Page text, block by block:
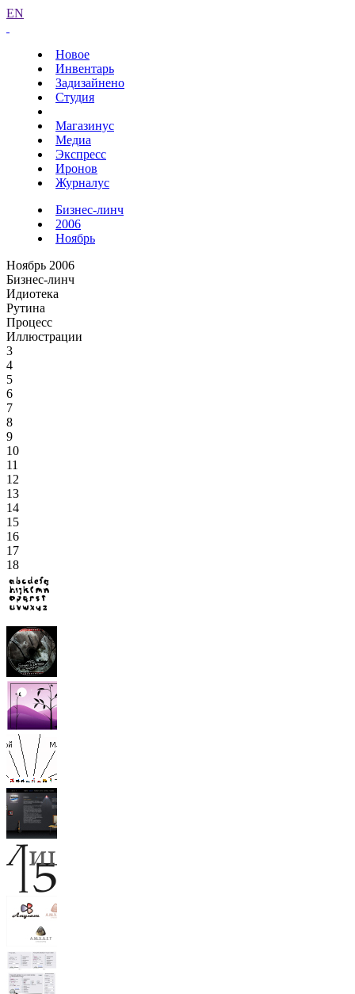
EN
Новое
Инвентарь
Задизайнено
Студия
Магазинус
Медиа
Экспресс
Иронов
Журналус
Бизнес-линч
2006
Ноябрь
Ноябрь 2006
Бизнес-линч
Идиотека
Рутина
Процесс
Иллюстрации
3
4
5
6
7
8
9
10
11
12
13
14
15
16
17
18